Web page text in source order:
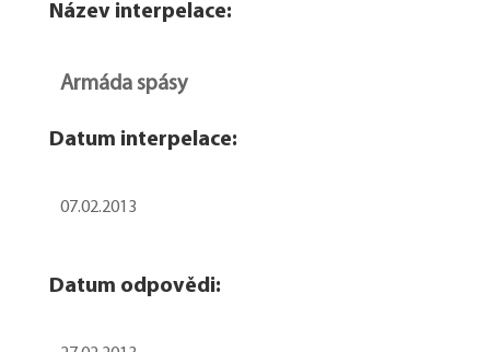
Název interpelace:
Armáda spásy
Datum interpelace:
07.02.2013
Datum odpovědi: